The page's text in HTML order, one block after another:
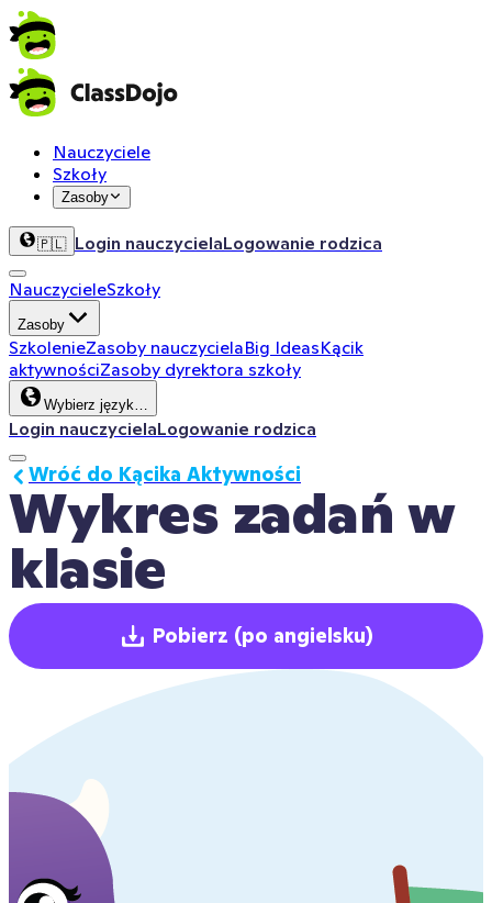
Nauczyciele
Szkoły
Zasoby
🇵🇱 Login nauczycielaLogowanie rodzica
NauczycieleSzkoły
Zasoby
SzkolenieZasoby nauczycielaBig IdeasKącik
aktywnościZasoby dyrektora szkoły
Wybierz język…
Login nauczycielaLogowanie rodzica
Wykres zadań w
klasie
Wróć do Kącika Aktywności
Pobierz (po angielsku)